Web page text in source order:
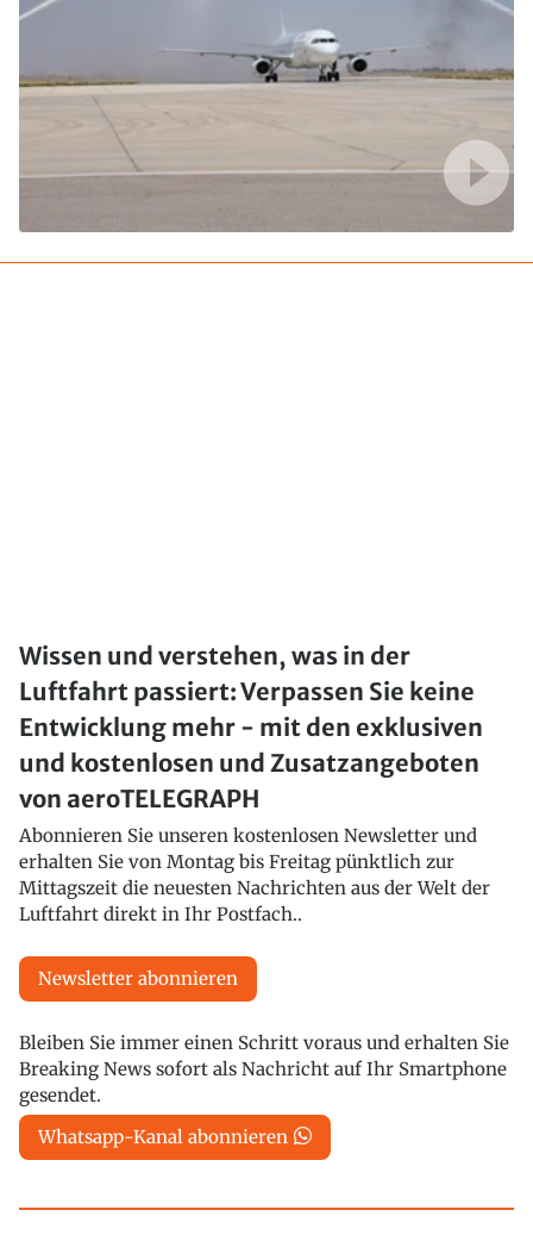
Wissen und verstehen, was in der
Luftfahrt passiert: Verpassen Sie keine
Entwicklung mehr - mit den exklusiven
und kostenlosen und Zusatzangeboten
von aeroTELEGRAPH
Abonnieren Sie unseren kostenlosen Newsletter und
erhalten Sie von Montag bis Freitag pünktlich zur
Mittagszeit die neuesten Nachrichten aus der Welt der
Luftfahrt direkt in Ihr Postfach..
Newsletter abonnieren
Bleiben Sie immer einen Schritt voraus und erhalten Sie
Breaking News sofort als Nachricht auf Ihr Smartphone
gesendet.
Whatsapp-Kanal abonnieren